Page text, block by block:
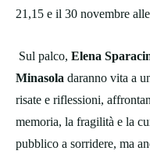
21,15 e il 30 novembre
Sul palco, Elena
Minasola daranno vita a
risate e riflessioni,
memoria, la fragilità e la
pubblico a sorridere, ma